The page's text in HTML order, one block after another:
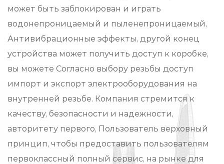
может быть заблокирован и играть
водонепроницаемый и пыленепроницаемый,
Антивибрационные эффекты, другой конец
устройства может получить доступ к коробке,
вы можете Согласно выбору резьбы доступ
импорт и экспорт электрооборудования на
внутренней резьбе. Компания стремится к
качеству, безопасности и надежности,
авторитету первого, Пользователь верховный
принцип, чтобы предоставить пользователям
первоклассный полный сервис, на рынке для